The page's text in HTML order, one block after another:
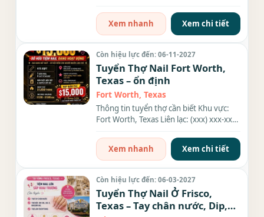
Xem nhanh
Xem chi tiết
Còn hiệu lực đến: 06-11-2027
Tuyển Thợ Nail Fort Worth,
Texas – ổn định
Fort Worth, Texas
Thông tin tuyển thợ cần biết Khu vực:
Fort Worth, Texas Liên lạc: (xxx) xxx-xxxx
Xem nhanh
Xem chi tiết
Còn hiệu lực đến: 06-03-2027
Tuyển Thợ Nail Ở Frisco,
Texas – Tay chân nước, Dip,